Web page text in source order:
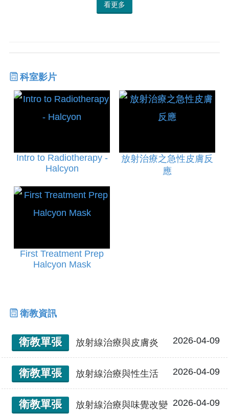
看更多
科室影片
Intro to Radiotherapy -
Halcyon
放射治療之急性皮膚反
應
First Treatment Prep
Halcyon Mask
衛教資訊
衛教單張 放射線治療與皮膚炎 2026-04-09
衛教單張 放射線治療與性生活 2026-04-09
衛教單張 放射線治療與味覺改變 2026-04-09